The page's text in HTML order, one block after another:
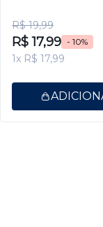
R$ 19,99
R$ 17,99 - 10%
1x R$ 17,99